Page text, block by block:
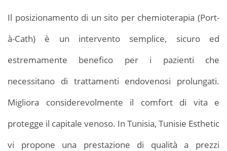
competitivo
rispetto
europei.
prezzo
Il posizionamento di un sito per chemioterapia (Port-
à-Cath) è un intervento semplice, sicuro ed
estremamente benefico per i pazienti che
necessitano di trattamenti endovenosi prolungati.
Migliora considerevolmente il comfort di vita e
protegge il capitale venoso. In Tunisia, Tunisie Esthetic
vi propone una prestazione di qualità a prezzi